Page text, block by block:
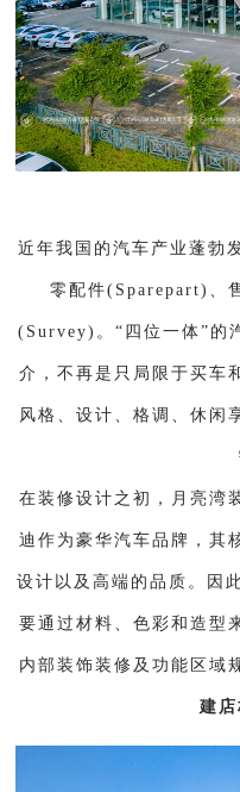
近年我国的汽车产业蓬勃
零配件(Sparepart)、
(Survey)。“四位一体”的
介，不再是只局限于买车
风格、设计、格调、休闲
在装修设计之初，月亮湾
迪作为豪华汽车品牌，其
设计以及高端的品质。因
要通过材料、色彩和造型
内部装饰装修及功能区域
建